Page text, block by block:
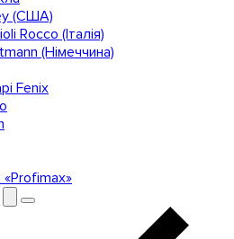
(США)
Rocco (Італія)
(Німеччина)
Fenix